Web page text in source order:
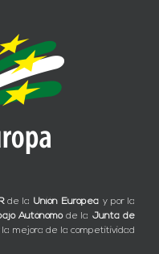
de la Unión Europea y por la
Autónomode la Junta de
mejora de la competitividad